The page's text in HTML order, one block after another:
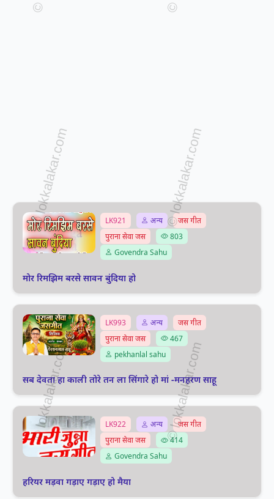
LK921 अन्य
जस गीत
पुराना सेवा जस
803
Govendra Sahu
मोर रिमझिम बरसे सावन बुंदिया हो
LK993 अन्य
जस गीत
पुराना सेवा जस
467
pekhanlal sahu
सब देवता हा काली तोरे तन ला सिंगारे हो मां -मनहरण साहू
LK922 अन्य
जस गीत
पुराना सेवा जस
414
Govendra Sahu
हरियर मड़वा गड़ाए गड़ाए हो मैया